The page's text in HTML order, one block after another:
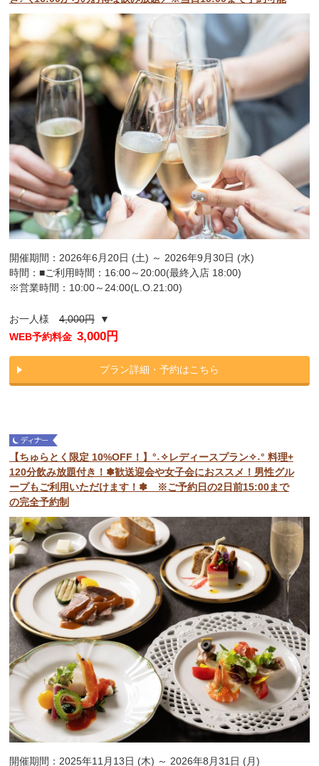
開催期間：2026年6月20日 (土) ～ 2026年9月30日 (水)
時間：■ご利用時間：16:00～20:00(最終入店 18:00)
※営業時間：10:00～24:00(L.O.21:00)
お一人様4,000円▼
WEB予約料金 3,000円
プラン詳細・予約はこちら
【ちゅらとく限定 10%OFF！】°˖✧レディースプラン✧˖° 料理+
120分飲み放題付き！✽歓送迎会や女子会におススメ！男性グル
ープもご利用いただけます！✽ ※ご予約日の2日前15:00まで
の完全予約制
開催期間：2025年11月13日 (木) ～ 2026年8月31日 (月)